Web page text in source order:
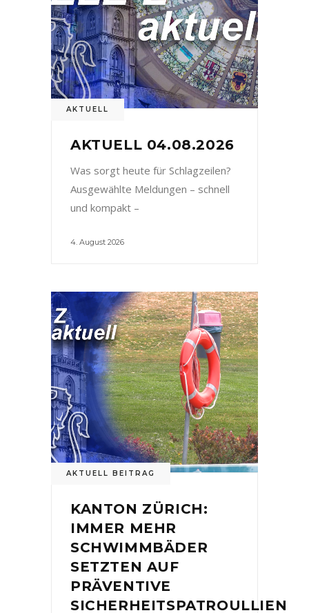
AKTUELL
AKTUELL 04.08.2026
Was sorgt heute für Schlagzeilen?
Ausgewählte Meldungen – schnell
und kompakt –
4. August 2026
AKTUELL BEITRAG
KANTON ZÜRICH:
IMMER MEHR
SCHWIMMBÄDER
SETZTEN AUF
PRÄVENTIVE
SICHERHEITSPATROULLIEN